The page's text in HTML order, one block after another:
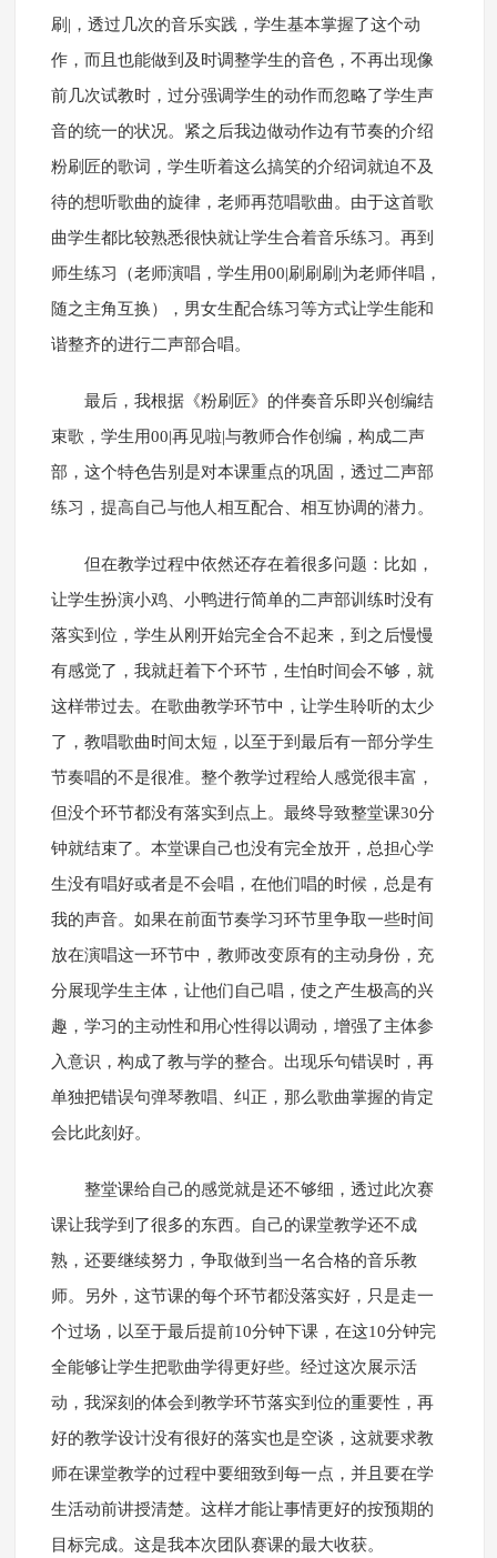
刷|，透过几次的音乐实践，学生基本掌握了这个动
作，而且也能做到及时调整学生的音色，不再出现像
前几次试教时，过分强调学生的动作而忽略了学生声
音的统一的状况。紧之后我边做动作边有节奏的介绍
粉刷匠的歌词，学生听着这么搞笑的介绍词就迫不及
待的想听歌曲的旋律，老师再范唱歌曲。由于这首歌
曲学生都比较熟悉很快就让学生合着音乐练习。再到
师生练习（老师演唱，学生用00|刷刷刷|为老师伴唱，
随之主角互换），男女生配合练习等方式让学生能和
谐整齐的进行二声部合唱。
最后，我根据《粉刷匠》的伴奏音乐即兴创编结
束歌，学生用00|再见啦|与教师合作创编，构成二声
部，这个特色告别是对本课重点的巩固，透过二声部
练习，提高自己与他人相互配合、相互协调的潜力。
但在教学过程中依然还存在着很多问题：比如，
让学生扮演小鸡、小鸭进行简单的二声部训练时没有
落实到位，学生从刚开始完全合不起来，到之后慢慢
有感觉了，我就赶着下个环节，生怕时间会不够，就
这样带过去。在歌曲教学环节中，让学生聆听的太少
了，教唱歌曲时间太短，以至于到最后有一部分学生
节奏唱的不是很准。整个教学过程给人感觉很丰富，
但没个环节都没有落实到点上。最终导致整堂课30分
钟就结束了。本堂课自己也没有完全放开，总担心学
生没有唱好或者是不会唱，在他们唱的时候，总是有
我的声音。如果在前面节奏学习环节里争取一些时间
放在演唱这一环节中，教师改变原有的主动身份，充
分展现学生主体，让他们自己唱，使之产生极高的兴
趣，学习的主动性和用心性得以调动，增强了主体参
入意识，构成了教与学的整合。出现乐句错误时，再
单独把错误句弹琴教唱、纠正，那么歌曲掌握的肯定
会比此刻好。
整堂课给自己的感觉就是还不够细，透过此次赛
课让我学到了很多的东西。自己的课堂教学还不成
熟，还要继续努力，争取做到当一名合格的音乐教
师。另外，这节课的每个环节都没落实好，只是走一
个过场，以至于最后提前10分钟下课，在这10分钟完
全能够让学生把歌曲学得更好些。经过这次展示活
动，我深刻的体会到教学环节落实到位的重要性，再
好的教学设计没有很好的落实也是空谈，这就要求教
师在课堂教学的过程中要细致到每一点，并且要在学
生活动前讲授清楚。这样才能让事情更好的按预期的
目标完成。这是我本次团队赛课的最大收获。